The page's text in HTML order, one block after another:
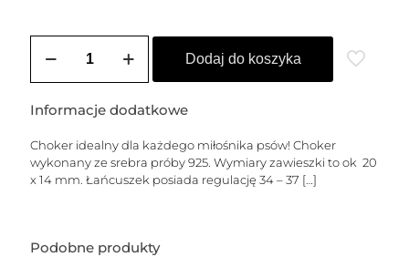
Choker
Dodaj do koszyka
Informacje dodatkowe
Choker idealny dla każdego miłośnika psów! Choker
wykonany ze srebra próby 925. Wymiary zawieszki to ok 20
x 14 mm. Łańcuszek posiada regulację 34 – 37 […]
Podobne produkty